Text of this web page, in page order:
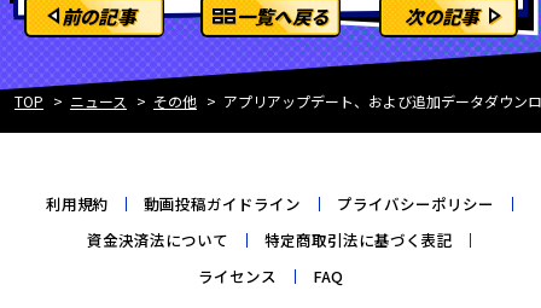
前の記事 一覧へ戻る 次の記事
TOP ニュース その他 アプリアップデート、および追加データダウン
利用規約 動画投稿ガイドライン
プライバシーポリシー
資金決済法について
特定商取引法に基づく表記
ライセンス
FAQ